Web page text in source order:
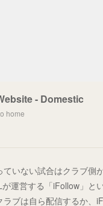
- Domestic
home
ていない試合はクラブ側
運営する「iFollow」と
ラブは自ら配信するか、